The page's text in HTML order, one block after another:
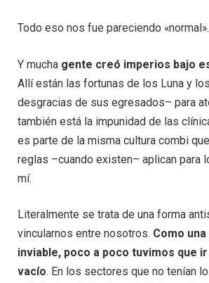
Todo eso nos fue pareciendo «normal».
Y mucha gente creó imperios bajo
Allí están las fortunas de los Luna y
desgracias de sus egresados– para
también está la impunidad de las
es parte de la misma cultura combi
reglas –cuando existen– aplican para
mí.
Literalmente se trata de una forma
vincularnos entre nosotros. Como
inviable, poco a poco tuvimos que ir
vacío. En los sectores que no tenían